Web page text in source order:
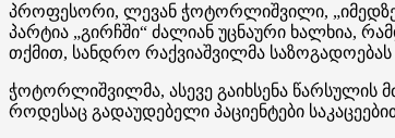
პროფესორი, ლევან ჭოტორლიშვილი,
პარტია „გირჩში“ ძალიან უცნაური ხალხია,
თქმით, სანდრო რაქვიაშვილმა
ჭოტორლიშვილმა, ასევე გაიხსენა წარსულის
როდესაც გადაუდებელი პაციენტები